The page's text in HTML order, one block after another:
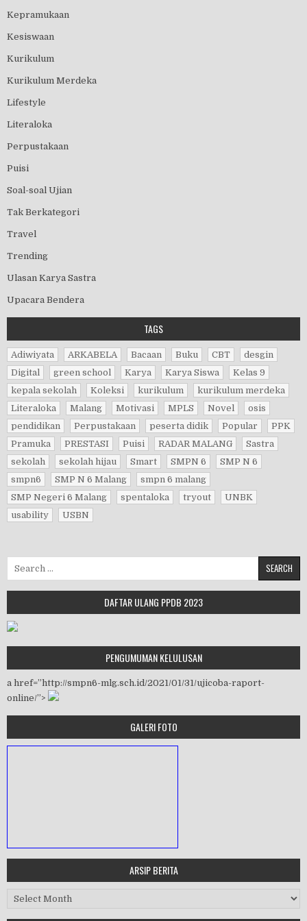
Kepramukaan
Kesiswaan
Kurikulum
Kurikulum Merdeka
Lifestyle
Literaloka
Perpustakaan
Puisi
Soal-soal Ujian
Tak Berkategori
Travel
Trending
Ulasan Karya Sastra
Upacara Bendera
TAGS
Adiwiyata ARKABELA Bacaan Buku CBT
desgin
Digital
green school Karya Karya Siswa
Kelas 9
kepala sekolah
Koleksi kurikulum
kurikulum merdeka
Literaloka
Malang Motivasi MPLS Novel
osis
pendidikan
Perpustakaan peserta didik Popular
PPK
Pramuka
PRESTASI Puisi RADAR MALANG
Sastra
sekolah
sekolah hijau Smart SMPN 6
SMP N 6
smpn6
SMP N 6 Malang
smpn 6 malang
SMP Negeri 6 Malang
spentaloka tryout
UNBK
usability
USBN
Search for:
DAFTAR ULANG PPDB 2023
PENGUMUMAN KELULUSAN
a href=”http://smpn6-mlg.sch.id/2021/01/31/ujicoba-raport-
online/”>
GALERI FOTO
ARSIP BERITA
Arsip Berita